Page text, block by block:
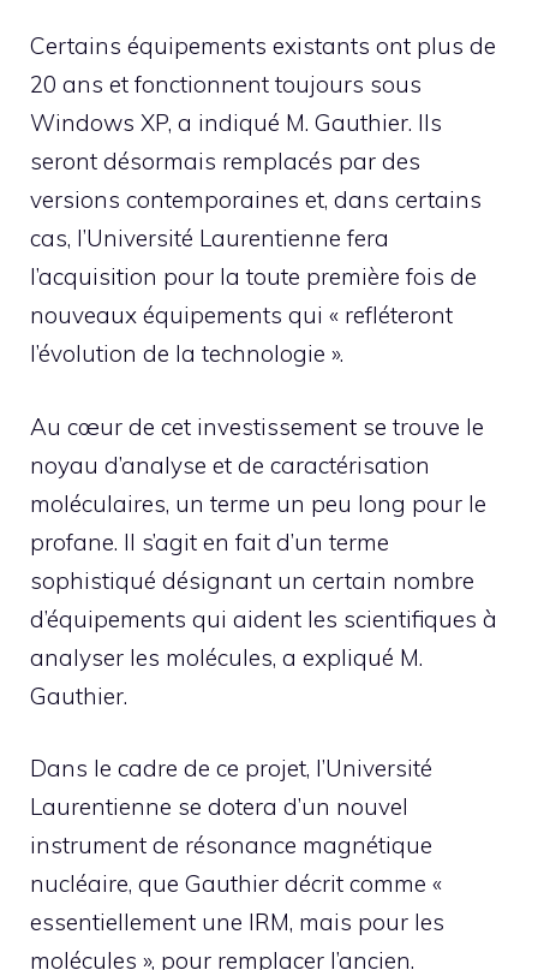
Certains équipements existants ont plus de
20 ans et fonctionnent toujours sous
Windows XP, a indiqué M. Gauthier. Ils
seront désormais remplacés par des
versions contemporaines et, dans certains
cas, l’Université Laurentienne fera
l’acquisition pour la toute première fois de
nouveaux équipements qui « refléteront
l’évolution de la technologie ».
Au cœur de cet investissement se trouve le
noyau d’analyse et de caractérisation
moléculaires, un terme un peu long pour le
profane. Il s’agit en fait d’un terme
sophistiqué désignant un certain nombre
d’équipements qui aident les scientifiques à
analyser les molécules, a expliqué M.
Gauthier.
Dans le cadre de ce projet, l’Université
Laurentienne se dotera d’un nouvel
instrument de résonance magnétique
nucléaire, que Gauthier décrit comme «
essentiellement une IRM, mais pour les
molécules », pour remplacer l’ancien.